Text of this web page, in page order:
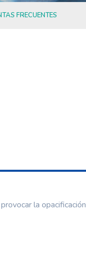
FRECUENTES
la opacificación